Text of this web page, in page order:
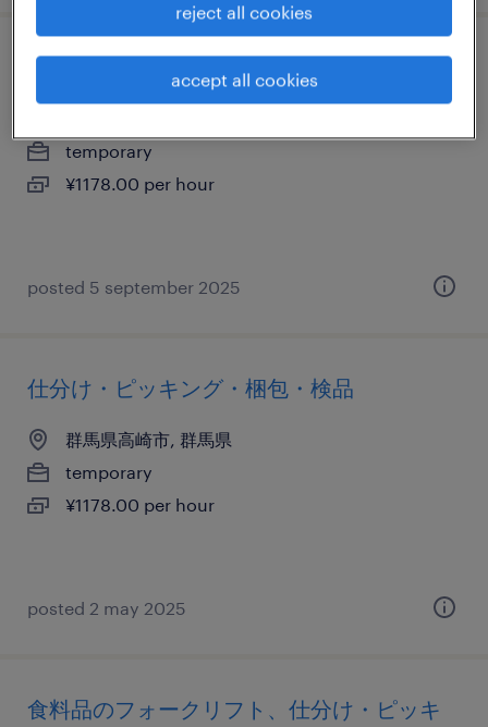
仕分け・ピッキング・梱包・検品
temporary
¥1178.00 per hour
posted 5 september 2025
仕分け・ピッキング・梱包・検品
群馬県高崎市, 群馬県
temporary
¥1178.00 per hour
posted 2 may 2025
食料品のフォークリフト、仕分け・ピッキ
reject all cookies
accept all cookies